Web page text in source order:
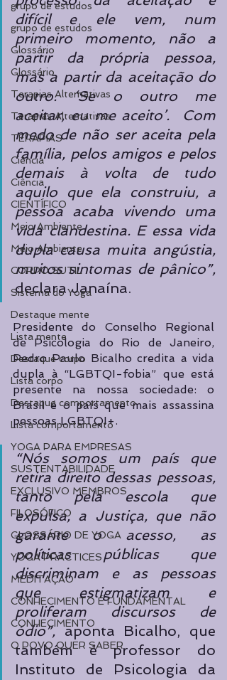
grupo de estudos
grupo de estudos
Glossário
Glossário
Terapias Alternativas
Terapias Alternativas
TERAPIAS
Ciência
Ciência
CIENTÍFICO
Meio Ambiente
Meio Ambiente
CORPO SUTIL
Sistema do Yoga
Destaque mente
Lista mente
Destaque corpo
Lista corpo
Destaque comportamento
Lista comportamento
YOGA PARA EMPRESAS
SUSTENTABILIDADE
EXCLUSIVO MEMBROS
FILOSÓFICO
GLOSSÁRIO DE YOGA
YOGA PRACTICES
MEDITAÇÃO
CONHECIMENTO É FUNDAMENTAL
CONHECIMENTO
O POVO QUER SABER
difícil e ele vem, num
primeiro momento, não a
partir da própria pessoa,
mas a partir da aceitação do
outro. ‘Se o outro me
aceitar, eu me aceito’.  Com
medo de não ser aceita pela
família, pelos amigos e pelos
demais à volta de tudo
aquilo que ela construiu, a
pessoa acaba vivendo uma
vida clandestina. E essa vida
dupla causa muita angústia,
declara Janaína.
Presidente do Conselho Regional
de Psicologia do Rio de Janeiro,
Pedro Paulo Bicalho credita a vida
dupla à “LGBTQI-fobia” que está
presente na nossa sociedade: o
Brasil é o país que mais assassina
pessoas LGBTQI+.
“Nós somos um país que
retira direito dessas pessoas,
tanto pela escola que
expulsa, a Justiça, que não
garante o acesso, as
políticas públicas que
discriminam e as pessoas
que estigmatizam e
proliferam discursos de
ódio”, aponta Bicalho, que
também é professor do
Instituto de Psicologia da